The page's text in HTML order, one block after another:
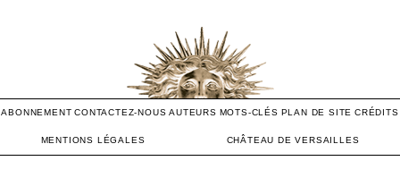
ABONNEMENT CONTACTEZ-NOUS AUTEURS MOTS-CLÉS PLAN DE SITE CRÉDITS
MENTIONS LÉGALES CHÂTEAU DE VERSAILLES